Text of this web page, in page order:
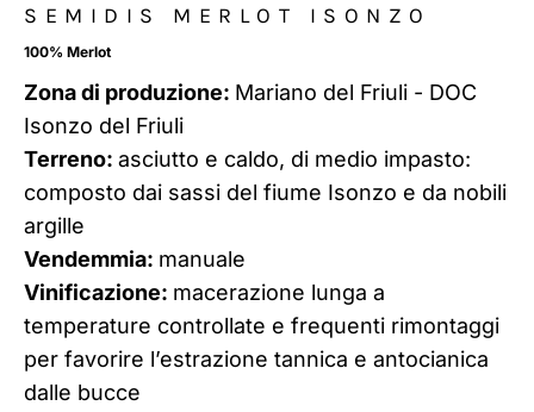
SEMIDIS MERLOT ISONZO
100% Merlot
Zona di produzione: Mariano del Friuli - DOC
Isonzo del Friuli
Terreno: asciutto e caldo, di medio impasto:
composto dai sassi del fiume Isonzo e da nobili
argille
Vendemmia: manuale
Vinificazione: macerazione lunga a
temperature controllate e frequenti rimontaggi
per favorire l’estrazione tannica e antocianica
dalle bucce